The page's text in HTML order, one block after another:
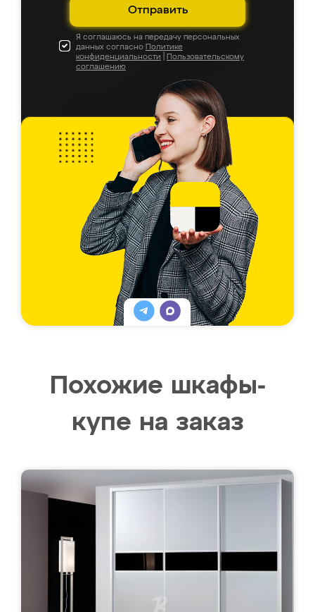
Отправить
Я соглашаюсь на передачу персональных
данных согласно Политике
конфиденциальности
Пользовательскому
соглашению
Похожие шкафы-
купе на заказ